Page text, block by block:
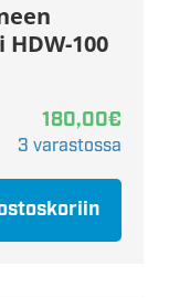
100
180,00€
3 varastossa